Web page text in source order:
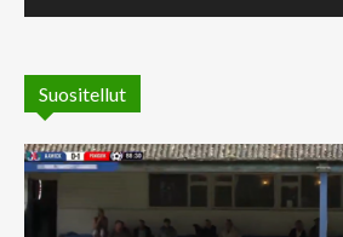
Suositellut